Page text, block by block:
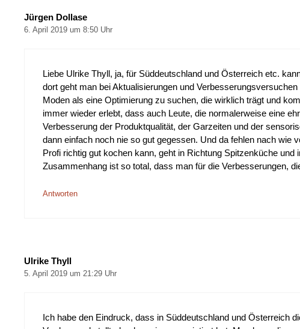
Jürgen Dollase
6. April 2019 um 8:50 Uhr
Liebe Ulrike Thyll, ja, für Süddeutschland und Österreich etc.
dort geht man bei Aktualisierungen und
Moden als eine Optimierung zu suchen, die wirklich trägt und
immer wieder erlebt, dass auch Leute, die normalerweise eine
Verbesserung der Produktqualität, der Garzeiten und der
dann einfach noch nie so gut gegessen. Und da fehlen nach wie
Profi richtig gut kochen kann, geht in Richtung Spitzenküche
Zusammenhang ist so total, dass man für die Verbesserungen,
Antworten
Ulrike Thyll
5. April 2019 um 21:29 Uhr
Ich habe den Eindruck, dass in Süddeutschland und Österreich